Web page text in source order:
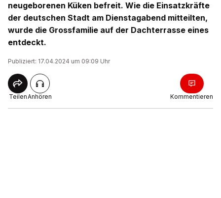
neugeborenen Küken befreit. Wie die Einsatzkräfte
der deutschen Stadt am Dienstagabend mitteilten,
wurde die Grossfamilie auf der Dachterrasse eines
entdeckt.
Publiziert: 17.04.2024 um 09:09 Uhr
TeilenAnhören Kommentieren